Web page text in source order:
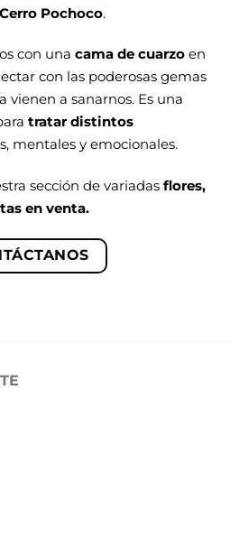
Pochoco.
con una cama de cuarzo en
con las poderosas gemas
vienen a sanarnos. Es una
tratar distintos
mentales y emocionales.
sección de variadas flores,
en venta.